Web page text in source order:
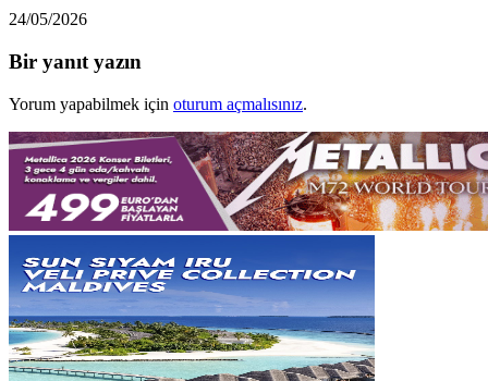
24/05/2026
Bir yanıt yazın
Yorum yapabilmek için oturum açmalısınız.